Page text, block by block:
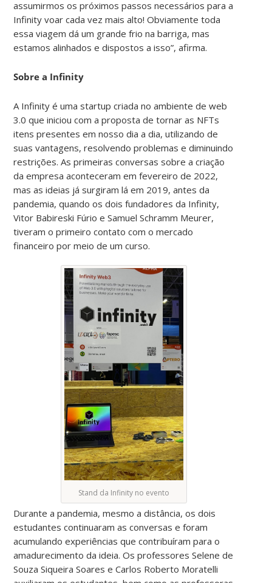
assumirmos os próximos passos necessários para a
Infinity voar cada vez mais alto! Obviamente toda
essa viagem dá um grande frio na barriga, mas
estamos alinhados e dispostos a isso”, afirma.
Sobre a Infinity
A Infinity é uma startup criada no ambiente de web
3.0 que iniciou com a proposta de tornar as NFTs
itens presentes em nosso dia a dia, utilizando de
suas vantagens, resolvendo problemas e diminuindo
restrições. As primeiras conversas sobre a criação
da empresa aconteceram em fevereiro de 2022,
mas as ideias já surgiram lá em 2019, antes da
pandemia, quando os dois fundadores da Infinity,
Vitor Babireski Fúrio e Samuel Schramm Meurer,
tiveram o primeiro contato com o mercado
financeiro por meio de um curso.
Stand da Infinity no evento
Durante a pandemia, mesmo a distância, os dois
estudantes continuaram as conversas e foram
acumulando experiências que contribuíram para o
amadurecimento da ideia. Os professores Selene de
Souza Siqueira Soares e Carlos Roberto Moratelli